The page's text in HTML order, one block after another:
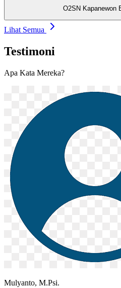
O2SN Kapanewon
Lihat Semua
Testimoni
Apa Kata Mereka?
Mulyanto, M.Psi.